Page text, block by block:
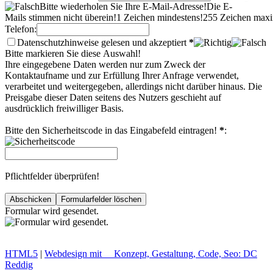
Bitte wiederholen Sie Ihre E-Mail-Adresse!Die E-
Mails stimmen nicht überein!1 Zeichen mindestens!255 Zeichen
Telefon:
Datenschutzhinweise gelesen und akzeptiert *
Bitte markieren Sie diese Auswahl!
Ihre eingegebene Daten werden nur zum Zweck der
Kontaktaufname und zur Erfüllung Ihrer Anfrage verwendet,
verarbeitet und weitergegeben, allerdings nicht darüber hinaus. Die
Preisgabe dieser Daten seitens des Nutzers geschieht auf
ausdrücklich freiwilliger Basis.
Bitte den Sicherheitscode in das Eingabefeld eintragen! *:
Pflichtfelder überprüfen!
Formular wird gesendet.
HTML5 | Webdesign mit Konzept, Gestaltung, Code, Seo: DC
Reddig